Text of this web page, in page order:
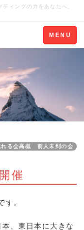
ィングの力をあなたへ。
Toggle
navigation
MENU
れる会高槻 前人未到の会
催
す。
、東日本に大きな